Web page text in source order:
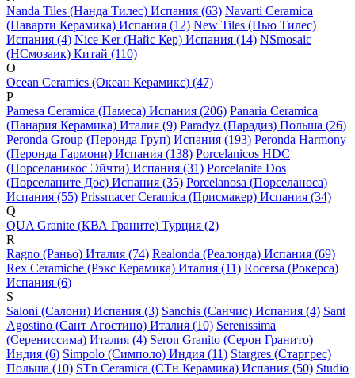
Nanda Tiles (Нанда Тилес) Испания (63) Navarti Ceramica
(Наварти Керамика) Испания (12) New Tiles (Нью Тилес)
Испания (4) Nice Ker (Найс Кер) Испания (14) NSmosaic
(НСмозаик) Китай (110)
O
Ocean Ceramics (Океан Керамикс) (47)
P
Pamesa Ceramica (Памеса) Испания (206) Panaria Ceramica
(Панария Керамика) Италия (9) Paradyz (Парадиз) Польша (26)
Peronda Group (Перонда Груп) Испания (193) Peronda Harmony
(Перонда Гармони) Испания (138) Porcelanicos HDC
(Порселаникос Эйчти) Испания (31) Porcelanite Dos
(Порселаните Дос) Испания (35) Porcelanosa (Порселаноса)
Испания (55) Prissmacer Ceramica (Присмакер) Испания (34)
Q
QUA Granite (КВА Граните) Турция (2)
R
Ragno (Раньо) Италия (74) Realonda (Реалонда) Испания (69)
Rex Ceramiche (Рэкс Керамика) Италия (11) Rocersa (Рокерса)
Испания (6)
S
Saloni (Салони) Испания (3) Sanchis (Санчис) Испания (4) Sant
Agostino (Сант Агостино) Италия (10) Serenissima
(Серениссима) Италия (4) Seron Granito (Серон Гранито)
Индия (6) Simpolo (Симполо) Индия (11) Stargres (Старгрес)
Польша (10) STn Ceramica (СТн Керамика) Испания (50) Studio